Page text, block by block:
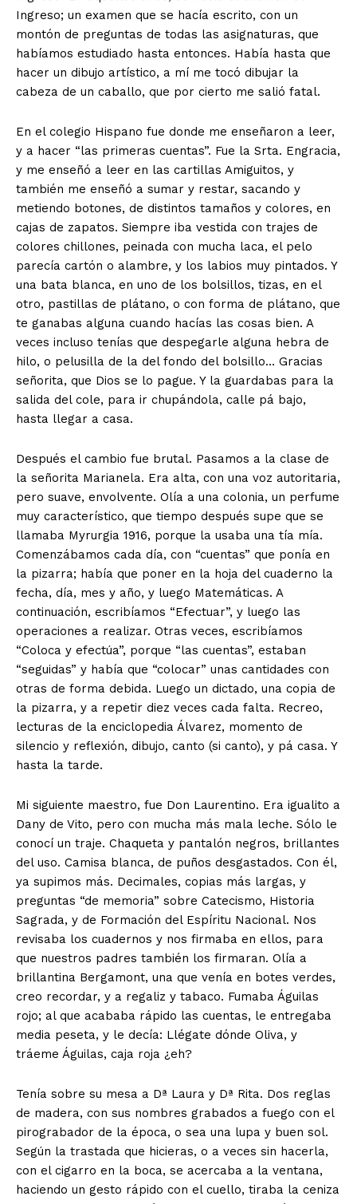
Ingreso; un examen que se hacía escrito, con un
montón de preguntas de todas las asignaturas, que
habíamos estudiado hasta entonces. Había hasta que
hacer un dibujo artístico, a mí me tocó dibujar la
cabeza de un caballo, que por cierto me salió fatal.
En el colegio Hispano fue donde me enseñaron a leer,
y a hacer “las primeras cuentas”. Fue la Srta. Engracia,
y me enseñó a leer en las cartillas Amiguitos, y
también me enseñó a sumar y restar, sacando y
metiendo botones, de distintos tamaños y colores, en
cajas de zapatos. Siempre iba vestida con trajes de
colores chillones, peinada con mucha laca, el pelo
parecía cartón o alambre, y los labios muy pintados. Y
una bata blanca, en uno de los bolsillos, tizas, en el
otro, pastillas de plátano, o con forma de plátano, que
te ganabas alguna cuando hacías las cosas bien. A
veces incluso tenías que despegarle alguna hebra de
hilo, o pelusilla de la del fondo del bolsillo… Gracias
señorita, que Dios se lo pague. Y la guardabas para la
salida del cole, para ir chupándola, calle pá bajo,
hasta llegar a casa.
Después el cambio fue brutal. Pasamos a la clase de
la señorita Marianela. Era alta, con una voz autoritaria,
pero suave, envolvente. Olía a una colonia, un perfume
muy característico, que tiempo después supe que se
llamaba Myrurgia 1916, porque la usaba una tía mía.
Comenzábamos cada día, con “cuentas” que ponía en
la pizarra; había que poner en la hoja del cuaderno la
fecha, día, mes y año, y luego Matemáticas. A
continuación, escribíamos “Efectuar”, y luego las
operaciones a realizar. Otras veces, escribíamos
“Coloca y efectúa”, porque “las cuentas”, estaban
“seguidas” y había que “colocar” unas cantidades con
otras de forma debida. Luego un dictado, una copia de
la pizarra, y a repetir diez veces cada falta. Recreo,
lecturas de la enciclopedia Álvarez, momento de
silencio y reflexión, dibujo, canto (si canto), y pá casa. Y
hasta la tarde.
Mi siguiente maestro, fue Don Laurentino. Era igualito a
Dany de Vito, pero con mucha más mala leche. Sólo le
conocí un traje. Chaqueta y pantalón negros, brillantes
del uso. Camisa blanca, de puños desgastados. Con él,
ya supimos más. Decimales, copias más largas, y
preguntas “de memoria” sobre Catecismo, Historia
Sagrada, y de Formación del Espíritu Nacional. Nos
revisaba los cuadernos y nos firmaba en ellos, para
que nuestros padres también los firmaran. Olía a
brillantina Bergamont, una que venía en botes verdes,
creo recordar, y a regaliz y tabaco. Fumaba Águilas
rojo; al que acababa rápido las cuentas, le entregaba
media peseta, y le decía: Llégate dónde Oliva, y
tráeme Águilas, caja roja ¿eh?
Tenía sobre su mesa a Dª Laura y Dª Rita. Dos reglas
de madera, con sus nombres grabados a fuego con el
pirograbador de la época, o sea una lupa y buen sol.
Según la trastada que hicieras, o a veces sin hacerla,
con el cigarro en la boca, se acercaba a la ventana,
haciendo un gesto rápido con el cuello, tiraba la ceniza